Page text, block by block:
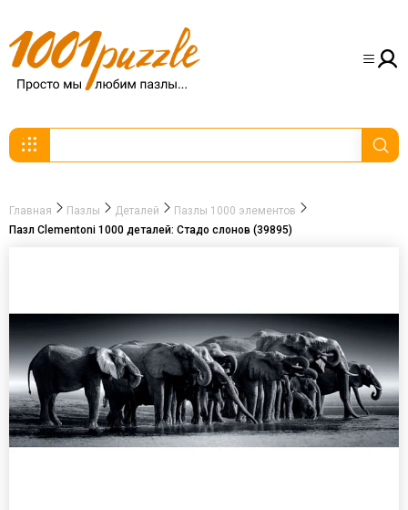
Главная Пазлы Деталей
Пазлы 1000 элементов
Пазл Clementoni 1000 деталей: Стадо слонов (39895)